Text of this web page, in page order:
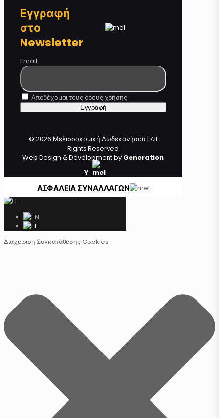
Εγγραφή
στο
Newsletter
Email
Αποδέχομαι τους όρους χρήσης
© 2026 Μελισσοκομική Δωδεκανήσου | All
Rights Reserved
Web Design & Development by Generation
Y
ΑΣΦΑΛΕΙΑ ΣΥΝΑΛΛΑΓΩΝ
Διαχείριση Συγκατάθεσης Cookies